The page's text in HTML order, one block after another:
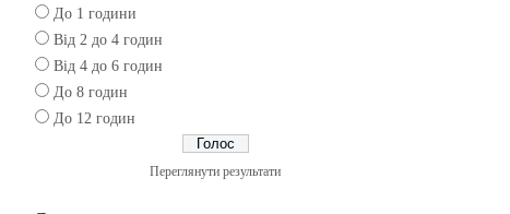
До 1 години
Від 2 до 4 годин
Від 4 до 6 годин
До 8 годин
До 12 годин
Переглянути результати